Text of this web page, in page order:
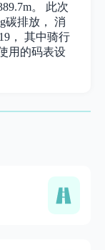
。 此次
碳排放， 消
， 其中骑行
用的码表设